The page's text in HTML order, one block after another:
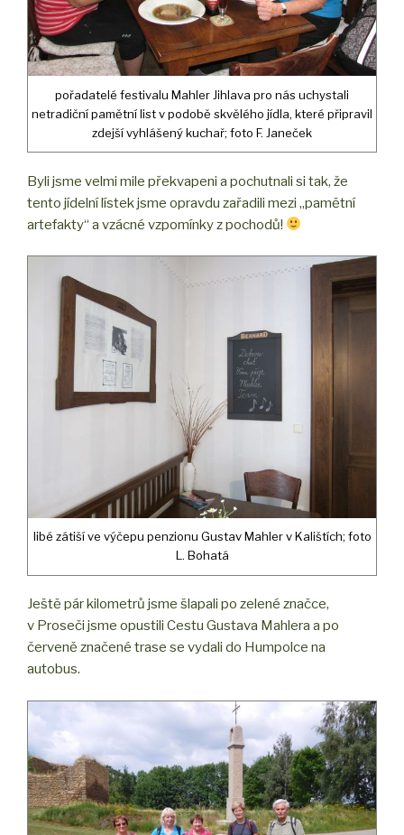
pořadatelé festivalu Mahler Jihlava pro nás uchystali
netradiční pamětní list v podobě skvělého jídla, které připravil
zdejší vyhlášený kuchař; foto F. Janeček
Byli jsme velmi mile překvapeni a pochutnali si tak, že
tento jídelní lístek jsme opravdu zařadili mezi „pamětní
artefakty“ a vzácné vzpomínky z pochodů!
libé zátiší ve výčepu penzionu Gustav Mahler v Kalištích; foto
L. Bohatá
Ještě pár kilometrů jsme šlapali po zelené značce,
v Proseči jsme opustili Cestu Gustava Mahlera a po
červeně značené trase se vydali do Humpolce na
autobus.